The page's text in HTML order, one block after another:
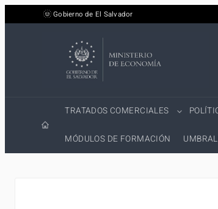
Gobierno de El Salvador
TRATADOS COMERCIALES
MÓDULOS DE FORMACIÓN